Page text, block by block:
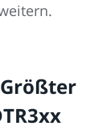
Größter